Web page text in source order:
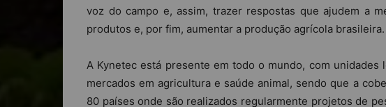
voz do campo e, assim, trazer respostas que ajudem a
produtos e, por fim, aumentar a produção agrícola brasileira.
A Kynetec está presente em todo o mundo, com
mercados em agricultura e saúde animal, sendo que a
80 países onde são realizados regularmente projetos de